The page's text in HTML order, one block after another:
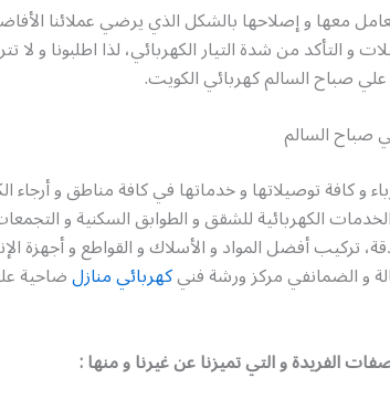
معها و إصلاحها بالشكل الذي يرضي عملائنا
التأكد من شدة التيار الكهربائي، لذا اطلبونا و لا
صباح السالم كهربائي الكويت.
صباح السالم
و كافة توصيلاتها و خدماتها في كافة مناطق و أرجاء
الكهربائية للشقق و الطوابق السكنية و
تركيب أفضل المواد و الأسلاك و القواطع و أجهزة
و الضمانفي مركز ورشة فنيكهربائي منازلضاحية
الفريدة و التي تميزنا عن غيرنا و منها :